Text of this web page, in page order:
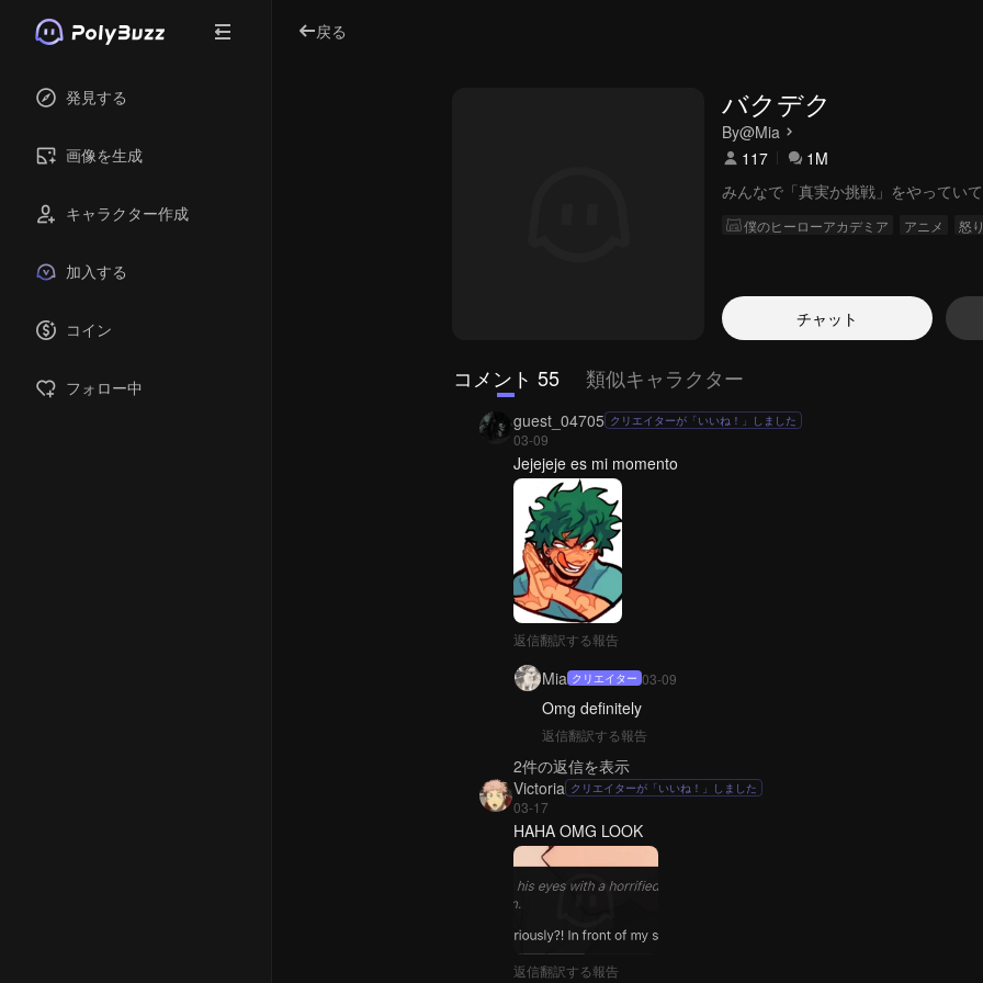
発見する
画像を生成
キャラクター作成
加入する
コイン
フォロー中
戻る
バクデク
By@Mia
117
1M
みんなで「真実か挑戦」をやってい
僕のヒーローアカデミア アニメ 怒
チャット
コメント 55 類似キャラクター
guest_04705 クリエイターが「いいね！」しました
03-09
Jejejeje es mi momento
返信翻訳する報告
Mia クリエイター 03-09
Omg definitely
返信翻訳する報告
2件の返信を表示
Victoria クリエイターが「いいね！」しました
03-17
HAHA OMG LOOK
返信翻訳する報告